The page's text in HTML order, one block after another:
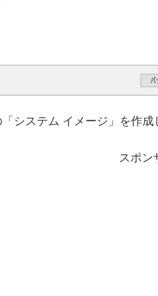
システム イメージ」を作成
スポン